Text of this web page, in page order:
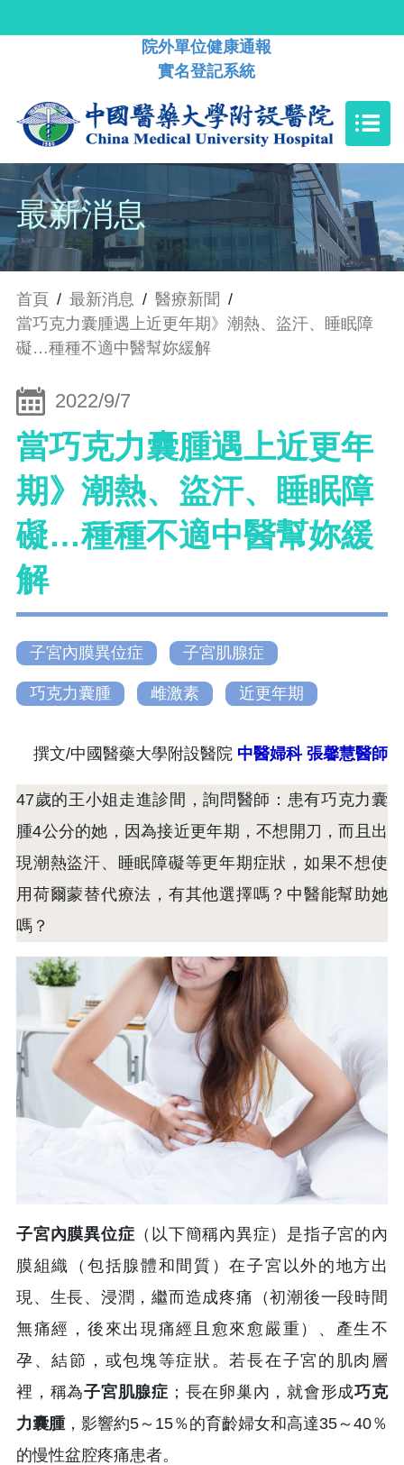
院外單位健康通報
實名登記系統
最新消息
首頁 / 最新消息 / 醫療新聞 /
當巧克力囊腫遇上近更年期》潮熱、盜汗、睡眠障
礙…種種不適中醫幫妳緩解
2022/9/7
當巧克力囊腫遇上近更年
期》潮熱、盜汗、睡眠障
礙…種種不適中醫幫妳緩
解
子宮內膜異位症 子宮肌腺症
巧克力囊腫 雌激素 近更年期
撰文/中國醫藥大學附設醫院 中醫婦科 張馨慧醫師
47歲的王小姐走進診間，詢問醫師：患有巧克力囊
腫4公分的她，因為接近更年期，不想開刀，而且出
現潮熱盜汗、睡眠障礙等更年期症狀，如果不想使
用荷爾蒙替代療法，有其他選擇嗎？中醫能幫助她
嗎？
子宮內膜異位症 （以下簡稱內異症）是指子宮的內
膜組織（包括腺體和間質）在子宮以外的地方出
現、生長、浸潤，繼而造成疼痛（初潮後一段時間
無痛經，後來出現痛經且愈來愈嚴重）、產生不
孕、結節，或包塊等症狀。若長在子宮的肌肉層
裡，稱為子宮肌腺症 ；長在卵巢內，就會形成巧克
力囊腫，影響約5～15％的育齡婦女和高達35～40％
的慢性盆腔疼痛患者。